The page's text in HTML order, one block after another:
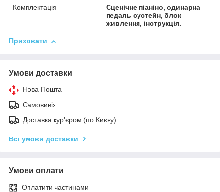
Комплектація
Сценічне піаніно, одинарна
педаль сустейн, блок
живлення, інструкція.
Приховати
Умови доставки
Нова Пошта
Самовивіз
Доставка кур'єром (по Києву)
Всі умови доставки
Умови оплати
Оплатити частинами